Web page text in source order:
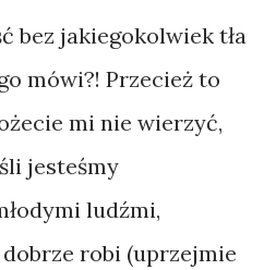
bez jakiegokolwiek tła
mówi?! Przecież to
mi nie wierzyć,
jesteśmy
ludźmi,
robi (uprzejmie